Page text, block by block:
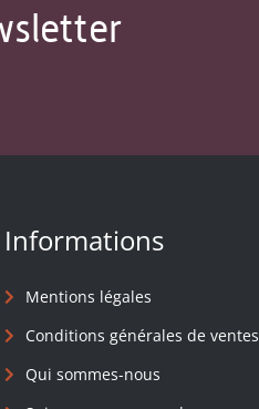
Informations
Mentions légales
Conditions générales de ventes
Qui sommes-nous